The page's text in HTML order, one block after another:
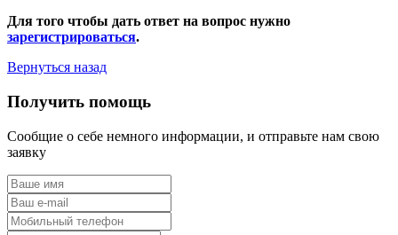
Для того чтобы дать ответ на вопрос нужно
зарегистрироваться.
Вернуться назад
Получить помощь
Сообщие о себе немного информации, и отправьте нам свою
заявку